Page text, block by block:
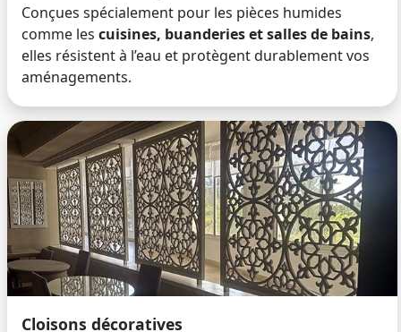
Conçues spécialement pour les pièces humides
comme les cuisines, buanderies et salles de bains,
elles résistent à l’eau et protègent durablement vos
aménagements.
Cloisons décoratives